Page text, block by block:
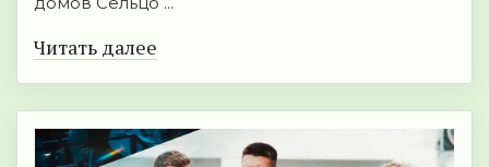
Читать далее